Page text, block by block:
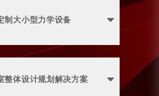
制大小型力学设备
整体设计规划解决方案